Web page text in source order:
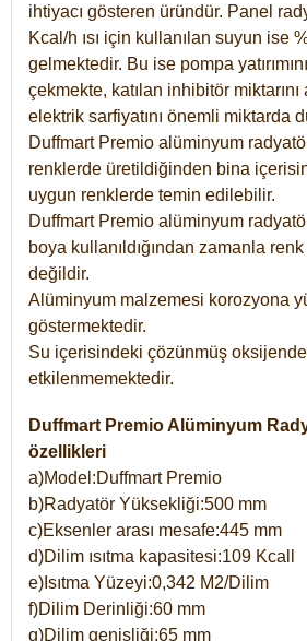
ihtiyacı gösteren üründür. Panel
Kcal/h ısı için kullanılan suyun ise
gelmektedir. Bu ise pompa
çekmekte, katılan inhibitör
elektrik sarfiyatını önemli miktarda
Duffmart Premio alüminyum
renklerde üretildiğinden bina
uygun renklerde temin edilebilir.
Duffmart Premio alüminyum
boya kullanıldığından zamanla
değildir.
Alüminyum malzemesi korozyona
göstermektedir.
Su içerisindeki çözünmüş
etkilenmemektedir.
Duffmart Premio Alüminyum
özellikleri
a)Model:Duffmart Premio
b)Radyatör Yüksekliği:500 mm
c)Eksenler arası mesafe:445 mm
d)Dilim ısıtma kapasitesi:109 Kcall
e)Isıtma Yüzeyi:0,342 M2/Dilim
f)Dilim Derinliği:60 mm
g)Dilim genişliği:65 mm